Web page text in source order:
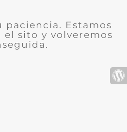
paciencia. Estamos
sito y volveremos